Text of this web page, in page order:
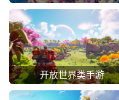
开放世界类手游